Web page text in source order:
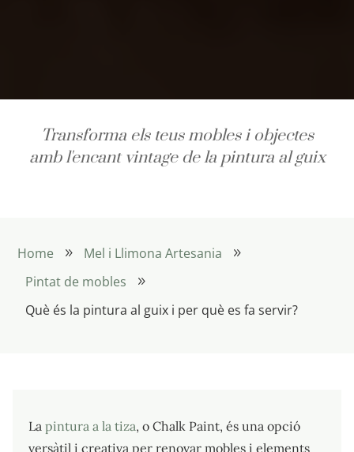
Transforma els teus mobles i objectes
amb l'encant vintage de la pintura al guix
Home 9 Mel i Llimona Artesania 9
Pintat de mobles 9
Què és la pintura al guix i per què es fa servir?
La pintura a la tiza, o Chalk Paint, és una opció
versàtil i creativa per renovar mobles i elements